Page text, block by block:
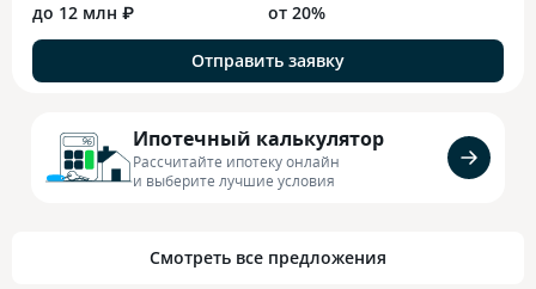
до 12 млн ₽ от 20%
Отправить заявку
Ипотечный калькулятор
Рассчитайте ипотеку онлайн
и выберите лучшие условия
Смотреть все предложения